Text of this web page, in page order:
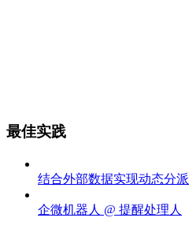
最佳实践
结合外部数据实现动态分派
企微机器人 @ 提醒处理人